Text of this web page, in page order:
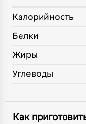
Калорийность
Белки
Жиры
Углеводы
Как